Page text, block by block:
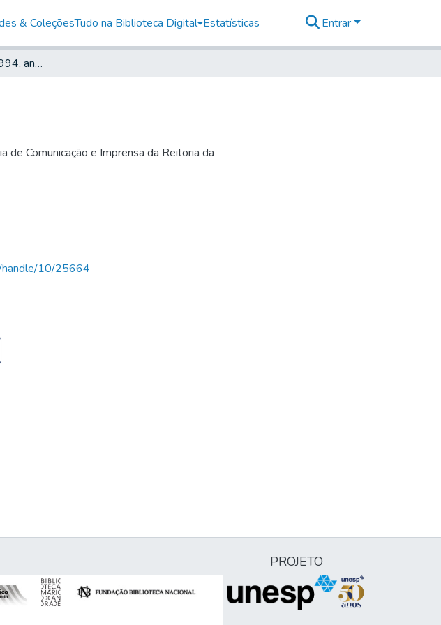
& ColeçõesTudo na Biblioteca Digital Estatísticas Entrar
Jornal da UNESP, 1994, ano X, n. 082
de Comunicação e Imprensa da Reitoria da
handle/10/25664
PROJETO